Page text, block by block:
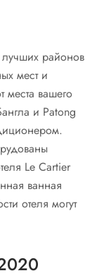
районов
мест и
места вашего
и Patong
Le Cartier
ванная
отеля могут